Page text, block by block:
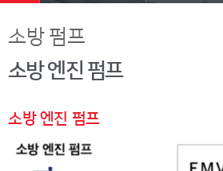
소방 펌프
소방 엔진 펌프
소방 엔진 펌프